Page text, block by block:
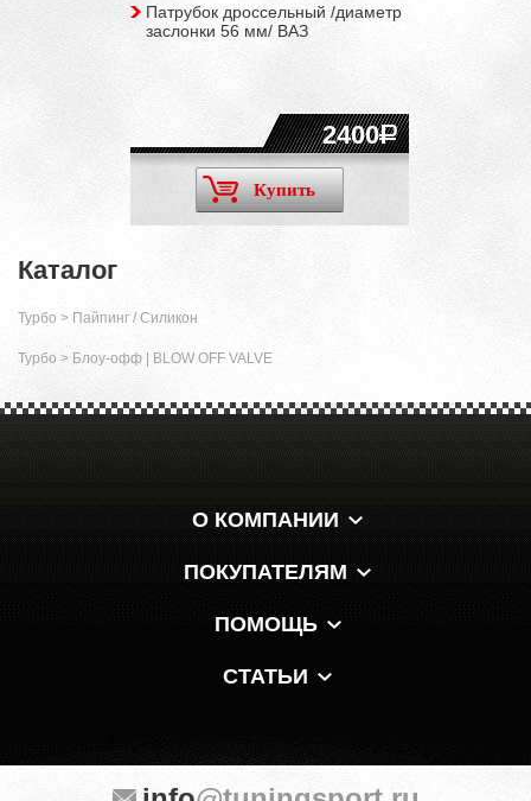
Патрубок дроссельный /диаметр
заслонки 56 мм/ ВАЗ
2400
Купить
Каталог
Турбо > Пайпинг / Силикон
Турбо > Блоу-офф | BLOW OFF VALVE
О КОМПАНИИ
ПОКУПАТЕЛЯМ
ПОМОЩЬ
СТАТЬИ